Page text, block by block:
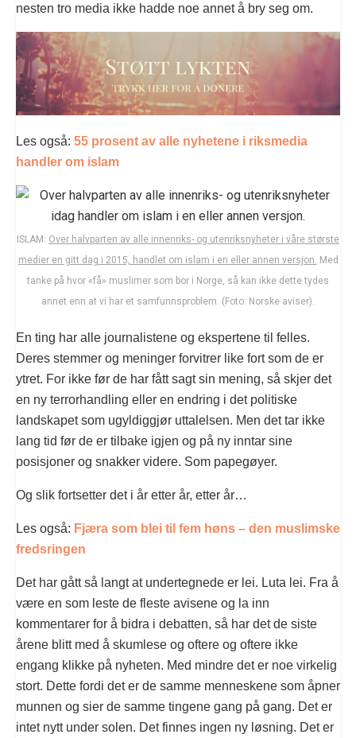
nesten tro media ikke hadde noe annet å bry seg om.
Les også: 55 prosent av alle nyhetene i riksmedia
handler om islam
ISLAM: Over halvparten av alle innenriks- og utenriksnyheter i våre største
medier en gitt dag i 2015, handlet om islam i en eller annen versjon. Med
tanke på hvor «få» muslimer som bor i Norge, så kan ikke dette tydes
annet enn at vi har et samfunnsproblem. (Foto: Norske aviser).
En ting har alle journalistene og ekspertene til felles.
Deres stemmer og meninger forvitrer like fort som de er
ytret. For ikke før de har fått sagt sin mening, så skjer det
en ny terrorhandling eller en endring i det politiske
landskapet som ugyldiggjør uttalelsen. Men det tar ikke
lang tid før de er tilbake igjen og på ny inntar sine
posisjoner og snakker videre. Som papegøyer.
Og slik fortsetter det i år etter år, etter år…
Les også: Fjæra som blei til fem høns – den muslimske
fredsringen
Det har gått så langt at undertegnede er lei. Luta lei. Fra å
være en som leste de fleste avisene og la inn
kommentarer for å bidra i debatten, så har det de siste
årene blitt med å skumlese og oftere og oftere ikke
engang klikke på nyheten. Med mindre det er noe virkelig
stort. Dette fordi det er de samme menneskene som åpner
munnen og sier de samme tingene gang på gang. Det er
intet nytt under solen. Det finnes ingen ny løsning. Det er